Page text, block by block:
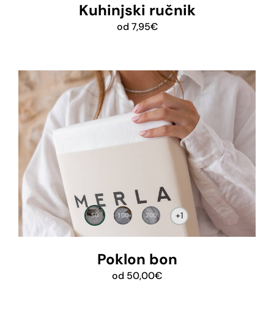
Kuhinjski ručnik
od 7,95€
+1
Poklon bon
od 50,00€